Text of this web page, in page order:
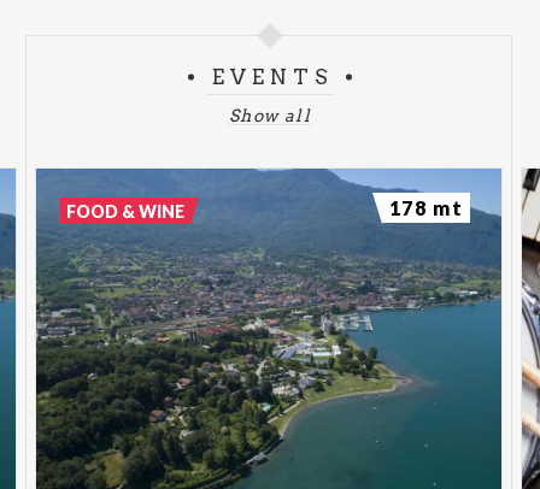
EVENTS
Show all
FOOD & WINE 178 mt